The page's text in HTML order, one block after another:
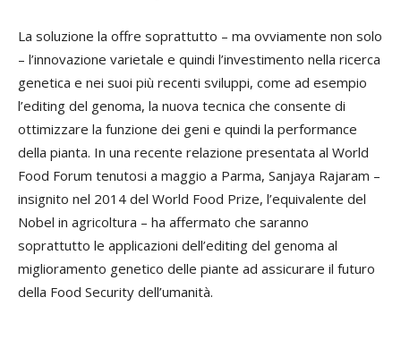
La soluzione la offre soprattutto – ma ovviamente non solo
– l’innovazione varietale e quindi l’investimento nella ricerca
genetica e nei suoi più recenti sviluppi, come ad esempio
l’editing del genoma, la nuova tecnica che consente di
ottimizzare la funzione dei geni e quindi la performance
della pianta. In una recente relazione presentata al World
Food Forum tenutosi a maggio a Parma, Sanjaya Rajaram –
insignito nel 2014 del World Food Prize, l’equivalente del
Nobel in agricoltura – ha affermato che saranno
soprattutto le applicazioni dell’editing del genoma al
miglioramento genetico delle piante ad assicurare il futuro
della Food Security dell’umanità.